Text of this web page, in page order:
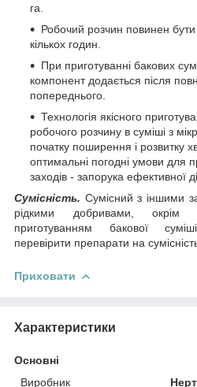
га.
Робочий розчин повинен
кількох годин.
При приготуванні бакових
компонент додається після
попереднього.
Технологія якісного
робочого розчину в суміші з
початку поширення і розвитку
оптимальні погодні умови для
заходів - запорука ефективної
Сумісність. Сумісний з іншими
рідкими добривами,
приготуванням бакової
перевірити препарати на
Приховати
Характеристики
Основні
Виробник